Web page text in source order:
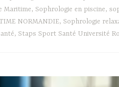
Maritime, Sophrologie en piscine,
NORMANDIE, Sophrologie
, Staps Sport Santé Université